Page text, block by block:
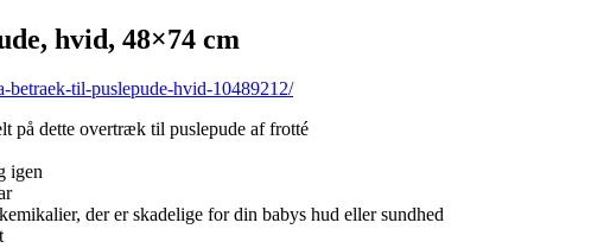
hvid, 48×74 cm
betraek-til-puslepude-hvid-10489212/
på dette overtræk til puslepude af frotté
igen
der er skadelige for din babys hud eller sundhed